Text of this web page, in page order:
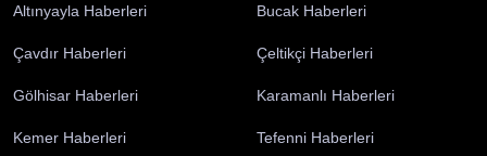
Künye İletişim
Yayın İlkelerimiz Gizlilik Politikası